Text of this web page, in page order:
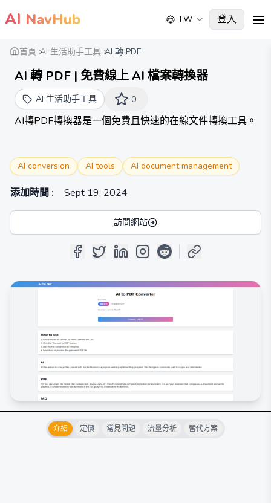
AI NavHub TW 登入
首頁 AI 生活助手工具 AI 轉 PDF
AI 轉 PDF | 免費線上 AI 檔案轉換器
AI 生活助手工具 0
AI轉PDF轉換器是一個免費且快速的在線文件轉換工具。
AI conversion AI tools AI document management
添加時間 : Sept 19, 2024
訪問網站
介紹 定價 常見問題 流量分析 替代方案